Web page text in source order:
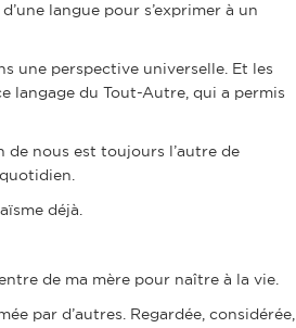
langue pour s’exprimer à un
une perspective universelle. Et les
langage du Tout-Autre, qui a permis
de nous est toujours l’autre de
déjà.
de ma mère pour naître à la vie.
par d’autres. Regardée, considérée,